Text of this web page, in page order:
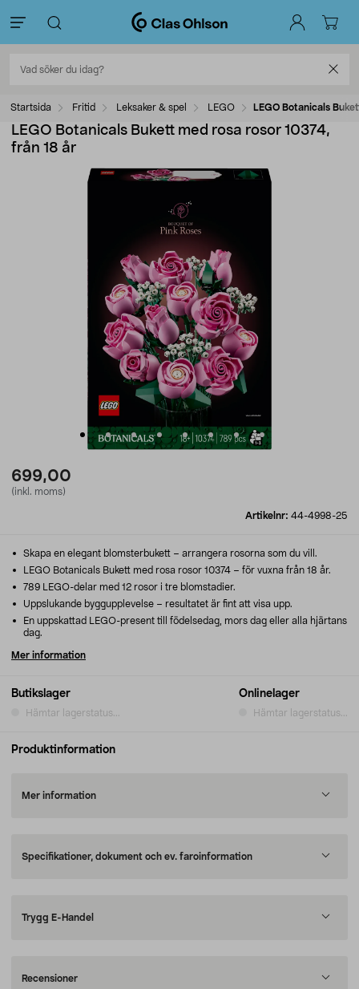
Startsida Fritid Leksaker & spel LEGO LEGO Botanicals
LEGO Botanicals Bukett med rosa rosor 10374,
från 18 år
699,00
(inkl. moms)
Artikelnr: 44-4998-25
Butikslager
Hämtar lagerstatus...
Onlinelager
Hämtar lagerstatus...
Skapa en elegant blomsterbukett – arrangera rosorna som du vill.
LEGO Botanicals Bukett med rosa rosor 10374 – för vuxna från 18 år.
789 LEGO-delar med 12 rosor i tre blomstadier.
Uppslukande byggupplevelse – resultatet är fint att visa upp.
En uppskattad LEGO-present till födelsedag, mors dag eller alla hjärtans
dag.
Mer information
Produktinformation
Mer information
Specifikationer, dokument och ev. faroinformation
Trygg E-Handel
Recensioner